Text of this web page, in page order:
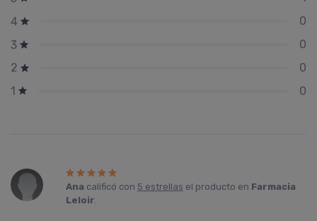
4
0
3
0
2
0
1
0
Ana calificó con 5 estrellas el producto en Farmacia
Leloir.